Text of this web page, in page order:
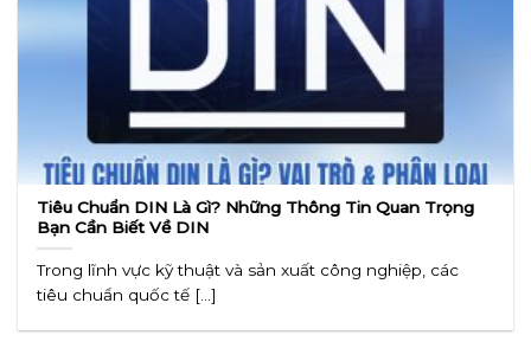
Tiêu Chuẩn DIN Là Gì? Những Thông Tin Quan Trọng
Bạn Cần Biết Về DIN
Trong lĩnh vực kỹ thuật và sản xuất công nghiệp, các
tiêu chuẩn quốc tế [...]